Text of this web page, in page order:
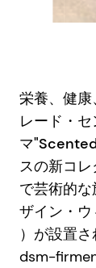
栄養、健
レード・
マ
スの新コレ
で芸術的
ザイン・
）が設置
dsm-